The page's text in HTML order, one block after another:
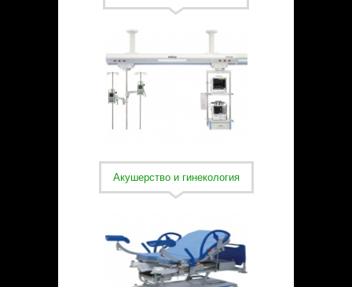
Акушерство и гинекология